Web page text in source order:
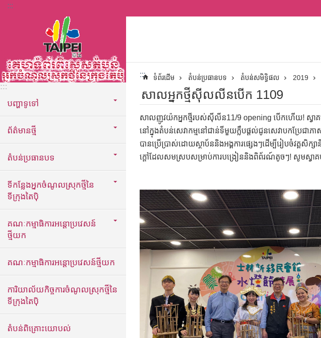
ទៅកាន់មាតិកាប្លុកមាតិកាសំខាន់
:::
:::
បញ្ហាទូទៅ
ព័ត៌មានថ្មី
តំបន់ប្រធានបទ
ទីកន្លែងអ្នកចំណូលស្រុកថ្មីនៃ
ទីក្រុងតៃប៉ិ
គណៈកម្មាធិការអន្តោប្រវេសន៍
ថ្មីយក
គណៈកម្មាធិការអន្តោប្រវេសន៍ថ្មីយក
ការិយាល័យកិច្ចការចំណូលស្រុកថ្មីនៃ
ទីក្រុងតៃប៉ិ
តំបន់ពិគ្រោះយោបល់
::: ទំព័រដើម តំបន់ប្រធានបទ តំបន់សមិទ្ធិផល 2019
សាលអ្នកថ្មីស៊ីលលីនបើក 1109
សាលញូវយ៉កអ្នកថ្មីរបស់ស៊ីលីន11/9 opening បើកហើយ! ស្វាគ
នៅក្នុងតំបន់សេវាកម្មនៅជាន់ទីមួយក្លឹបផ្តល់ជូនសេវាបកប្រែជ
បានប្រើប្រាស់ដោយស្ថាប័ននិងអង្គការផ្សេងៗដើម្បីរៀបចំវគ្គ
ក្តៅដែលសមស្របសម្រាប់ការបង្រៀននិងពិព័រណ៍តូចៗ! សូមស្វាគមន៍